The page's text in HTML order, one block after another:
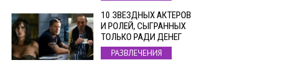
10 ЗВЕЗДНЫХ АКТЕРОВ
И РОЛЕЙ, СЫГРАННЫХ
ТОЛЬКО РАДИ ДЕНЕГ
РАЗВЛЕЧЕНИЯ